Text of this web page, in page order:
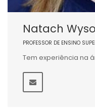
Natach
PROFESSOR DE ENSINO
Tem experiência na